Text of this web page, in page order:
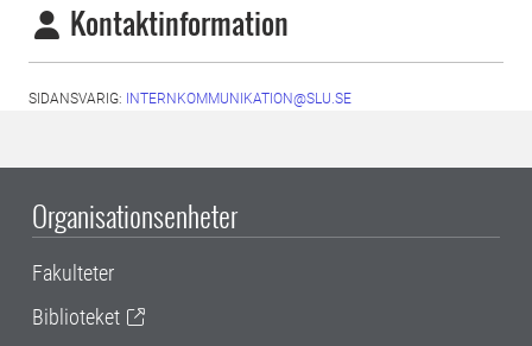
Kontaktinformation
SIDANSVARIG: INTERNKOMMUNIKATION@SLU.SE
Organisationsenheter
Fakulteter
Biblioteket